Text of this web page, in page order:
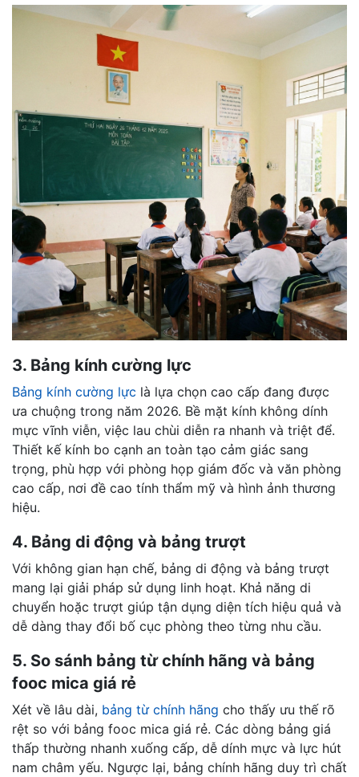
3. Bảng kính cường lực
Bảng kính cường lực là lựa chọn cao cấp đang được
ưa chuộng trong năm 2026. Bề mặt kính không dính
mực vĩnh viễn, việc lau chùi diễn ra nhanh và triệt để.
Thiết kế kính bo cạnh an toàn tạo cảm giác sang
trọng, phù hợp với phòng họp giám đốc và văn phòng
cao cấp, nơi đề cao tính thẩm mỹ và hình ảnh thương
hiệu.
4. Bảng di động và bảng trượt
Với không gian hạn chế, bảng di động và bảng trượt
mang lại giải pháp sử dụng linh hoạt. Khả năng di
chuyển hoặc trượt giúp tận dụng diện tích hiệu quả và
dễ dàng thay đổi bố cục phòng theo từng nhu cầu.
5. So sánh bảng từ chính hãng và bảng
fooc mica giá rẻ
Xét về lâu dài, bảng từ chính hãng cho thấy ưu thế rõ
rệt so với bảng fooc mica giá rẻ. Các dòng bảng giá
thấp thường nhanh xuống cấp, dễ dính mực và lực hút
nam châm yếu. Ngược lại, bảng chính hãng duy trì chất